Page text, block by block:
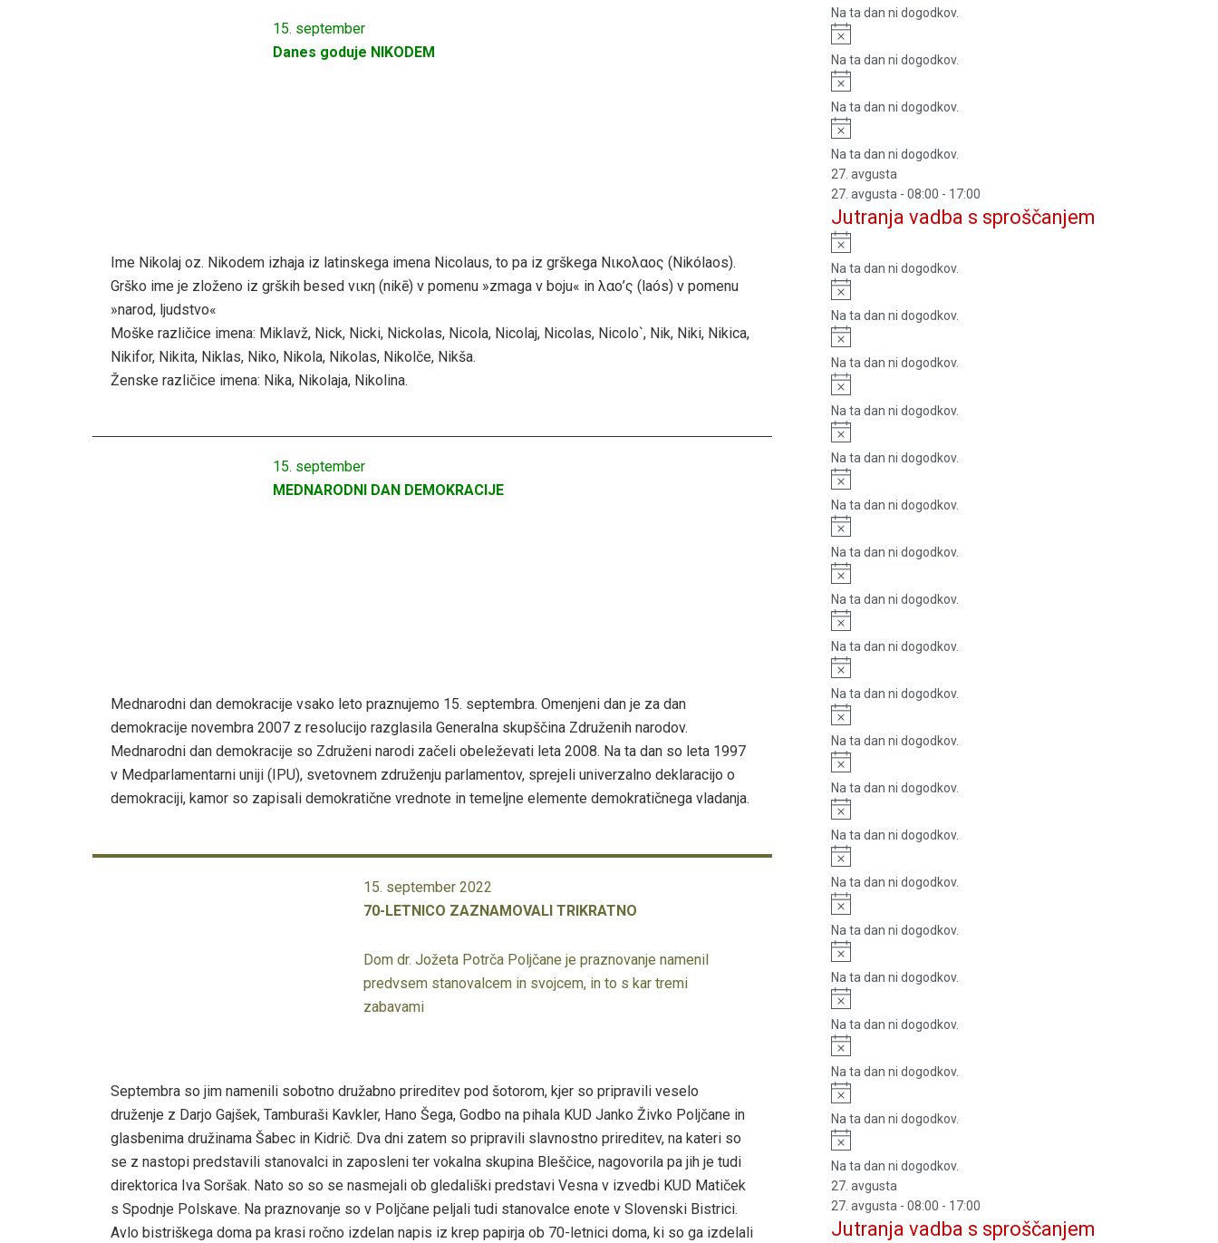
15. september
Danes goduje NIKODEM
Ime Nikolaj oz. Nikodem izhaja iz latinskega imena Nicolaus, to pa iz grškega Νικoλαoς (Nikólaos).
Grško ime je zloženo iz grških besed νικη (nikē) v pomenu »zmaga v boju« in λαο’ς (laós) v pomenu
»narod, ljudstvo«
Moške različice imena: Miklavž, Nick, Nicki, Nickolas, Nicola, Nicolaj, Nicolas, Nicolo`, Nik, Niki, Nikica,
Nikifor, Nikita, Niklas, Niko, Nikola, Nikolas, Nikolče, Nikša.
Ženske različice imena: Nika, Nikolaja, Nikolina.
15. september
MEDNARODNI DAN DEMOKRACIJE
Mednarodni dan demokracije vsako leto praznujemo 15. septembra. Omenjeni dan je za dan
demokracije novembra 2007 z resolucijo razglasila Generalna skupščina Združenih narodov.
Mednarodni dan demokracije so Združeni narodi začeli obeleževati leta 2008. Na ta dan so leta 1997
v Medparlamentarni uniji (IPU), svetovnem združenju parlamentov, sprejeli univerzalno deklaracijo o
demokraciji, kamor so zapisali demokratične vrednote in temeljne elemente demokratičnega vladanja.
15. september 2022
70-LETNICO ZAZNAMOVALI TRIKRATNO
Dom dr. Jožeta Potrča Poljčane je praznovanje namenil
predvsem stanovalcem in svojcem, in to s kar tremi
zabavami
Septembra so jim namenili sobotno družabno prireditev pod šotorom, kjer so pripravili veselo
druženje z Darjo Gajšek, Tamburaši Kavkler, Hano Šega, Godbo na pihala KUD Janko Živko Poljčane in
glasbenima družinama Šabec in Kidrič. Dva dni zatem so pripravili slavnostno prireditev, na kateri so
se z nastopi predstavili stanovalci in zaposleni ter vokalna skupina Bleščice, nagovorila pa jih je tudi
direktorica Iva Soršak. Nato so so se nasmejali ob gledališki predstavi Vesna v izvedbi KUD Matiček
s Spodnje Polskave. Na praznovanje so v Poljčane peljali tudi stanovalce enote v Slovenski Bistrici.
Avlo bistriškega doma pa krasi ročno izdelan napis iz krep papirja ob 70-letnici doma, ki so ga izdelali
Na ta dan ni dogodkov.
Notice
Na ta dan ni dogodkov.
Notice
Na ta dan ni dogodkov.
Notice
Na ta dan ni dogodkov.
27. avgusta
27. avgusta - 08:00 - 17:00
Jutranja vadba s sproščanjem
Notice
Na ta dan ni dogodkov.
Notice
Na ta dan ni dogodkov.
Notice
Na ta dan ni dogodkov.
Notice
Na ta dan ni dogodkov.
Notice
Na ta dan ni dogodkov.
Notice
Na ta dan ni dogodkov.
Notice
Na ta dan ni dogodkov.
Notice
Na ta dan ni dogodkov.
Notice
Na ta dan ni dogodkov.
Notice
Na ta dan ni dogodkov.
Notice
Na ta dan ni dogodkov.
Notice
Na ta dan ni dogodkov.
Notice
Na ta dan ni dogodkov.
Notice
Na ta dan ni dogodkov.
Notice
Na ta dan ni dogodkov.
Notice
Na ta dan ni dogodkov.
Notice
Na ta dan ni dogodkov.
Notice
Na ta dan ni dogodkov.
Notice
Na ta dan ni dogodkov.
Notice
Na ta dan ni dogodkov.
27. avgusta
27. avgusta - 08:00 - 17:00
Jutranja vadba s sproščanjem